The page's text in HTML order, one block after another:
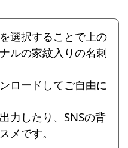
選択することで上の
ルの家紋入りの名刺
ロードしてご自由に
力したり、SNSの背
メです。